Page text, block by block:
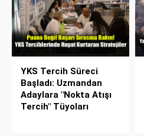
YKS Tercih Süreci
Başladı: Uzmandan
Adaylara "Nokta Atışı
Tercih" Tüyoları